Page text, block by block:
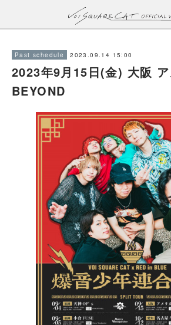
Past schedule 2023.09.14 15:00
2023年9月15日(金) 大阪
BEYOND